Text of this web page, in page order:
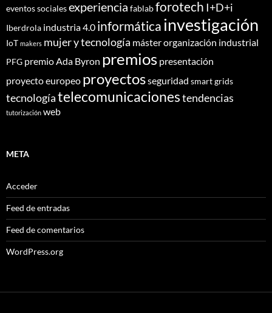
eventos socialesexperiencia fablabforotech I+D+i
Iberdrola industria 4.0 informática investigación
IoT makers mujer y tecnología másterorganización industrial
PFG premio Ada Byron premios presentación
proyecto europeo proyectosseguridad smart grids
tecnologíatelecomunicacionestendencias
tutorización web
META
Acceder
Feed de entradas
Feed de comentarios
WordPress.org